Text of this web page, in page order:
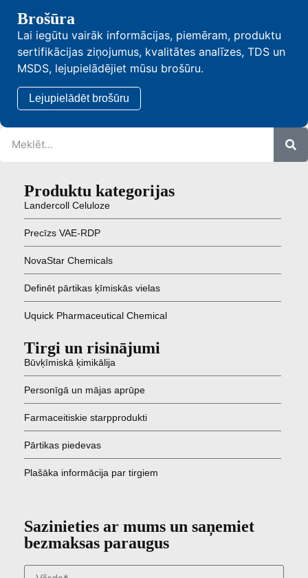
Brošūra
Lai iegūtu vairāk informācijas, piemēram, produktu
sertifikācijas ziņojumus, kvalitātes analīzes, TDS un
MSDS, lejupielādējiet mūsu brošūru.
Lejupielādēt brošūru
Produktu kategorijas
Landercoll Celuloze
Precīzs VAE-RDP
NovaStar Chemicals
Definēt pārtikas ķīmiskās vielas
Uquick Pharmaceutical Chemical
Tirgi un risinājumi
Būvķīmiskā ķimikālija
Personīgā un mājas aprūpe
Farmaceitiskie starpprodukti
Pārtikas piedevas
Plašāka informācija par tirgiem
Sazinieties ar mums un saņemiet
bezmaksas paraugus